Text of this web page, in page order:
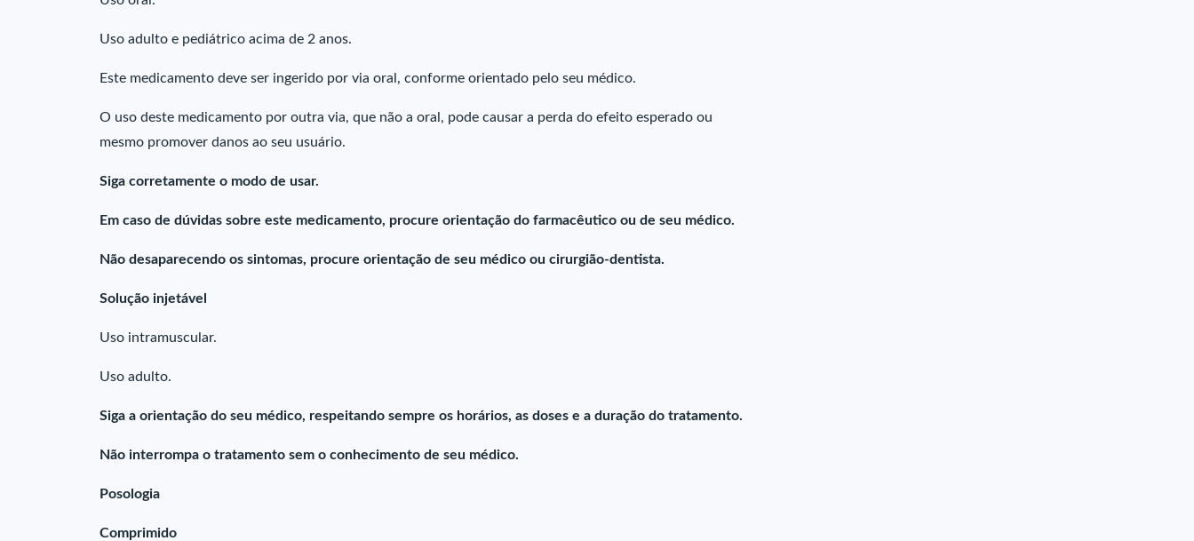
Uso adulto e pediátrico acima de 2 anos.
Este medicamento deve ser ingerido por via oral, conforme orientado pelo seu médico.
O uso deste medicamento por outra via, que não a oral, pode causar a perda do efeito esperado ou
mesmo promover danos ao seu usuário.
Siga corretamente o modo de usar.
Em caso de dúvidas sobre este medicamento, procure orientação do farmacêutico ou de seu médico.
Não desaparecendo os sintomas, procure orientação de seu médico ou cirurgião-dentista.
Solução injetável
Uso intramuscular.
Uso adulto.
Siga a orientação do seu médico, respeitando sempre os horários, as doses e a duração do tratamento.
Não interrompa o tratamento sem o conhecimento de seu médico.
Posologia
Comprimido